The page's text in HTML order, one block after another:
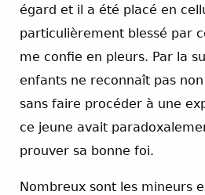
égard et il a été placé en
particulièrement blessé par
me confie en pleurs. Par la
enfants ne reconnaît pas
sans faire procéder à une
ce jeune avait
prouver sa bonne foi.
Nombreux sont les mineurs